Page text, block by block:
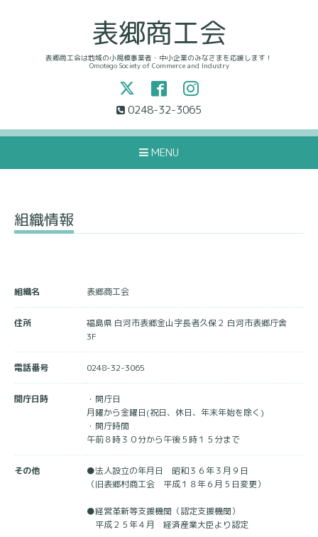
表郷商工会
表郷商工会は地域の小規模事業者・中小企業のみなさまを応援します！
Omotego Society of Commerce and Industry
0248-32-3065
MENU
組織情報
組織名 表郷商工会
住所
福島県 白河市表郷金山字長者久保２ 白河市表郷庁舎
3F
電話番号 0248-32-3065
開庁日時
・開庁日
月曜から金曜日(祝日、休日、年末年始を除く)
・開庁時間
午前８時３０分から午後５時１５分まで
その他
●法人設立の年月日 昭和３６年３月９日
（旧表郷村商工会 平成１８年６月５日変更）
●経営革新等支援機関（認定支援機関）
平成２５年４月 経済産業大臣より認定